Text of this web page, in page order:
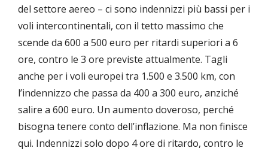
del settore aereo – ci sono indennizzi più bassi per i
voli intercontinentali, con il tetto massimo che
scende da 600 a 500 euro per ritardi superiori a 6
ore, contro le 3 ore previste attualmente. Tagli
anche per i voli europei tra 1.500 e 3.500 km, con
l’indennizzo che passa da 400 a 300 euro, anziché
salire a 600 euro. Un aumento doveroso, perché
bisogna tenere conto dell’inflazione. Ma non finisce
qui. Indennizzi solo dopo 4 ore di ritardo, contro le